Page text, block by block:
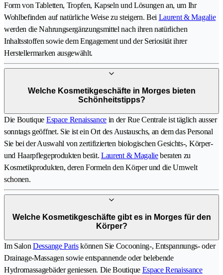
Form von Tabletten, Tropfen, Kapseln und Lösungen an, um Ihr
Wohlbefinden auf natürliche Weise zu steigern. Bei Laurent & Magalie
werden die Nahrungsergänzungsmittel nach ihren natürlichen
Inhaltsstoffen sowie dem Engagement und der Seriosität ihrer
Herstellermarken ausgewählt.
Welche Kosmetikgeschäfte in Morges bieten
Schönheitstipps?
Die Boutique Espace Renaissance in der Rue Centrale ist täglich ausser
sonntags geöffnet. Sie ist ein Ort des Austauschs, an dem das Personal
Sie bei der Auswahl von zertifizierten biologischen Gesichts-, Körper-
und Haarpflegeprodukten berät.Laurent & Magalieberaten zu
Kosmetikprodukten, deren Formeln den Körper und die Umwelt
schonen.
Welche Kosmetikgeschäfte gibt es in Morges für den
Körper?
Im SalonDessange Pariskönnen Sie Cocooning-, Entspannungs- oder
Drainage-Massagen sowie entspannende oder belebende
Hydromassagebäder geniessen. Die Boutique Espace Renaissance